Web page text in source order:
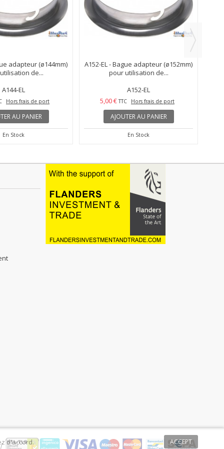
Hors frais de port
AU PANIER
5,00 €
TTC Hors frais de port
AJOUTER AU PANIER
ACCEPT
d'accord.